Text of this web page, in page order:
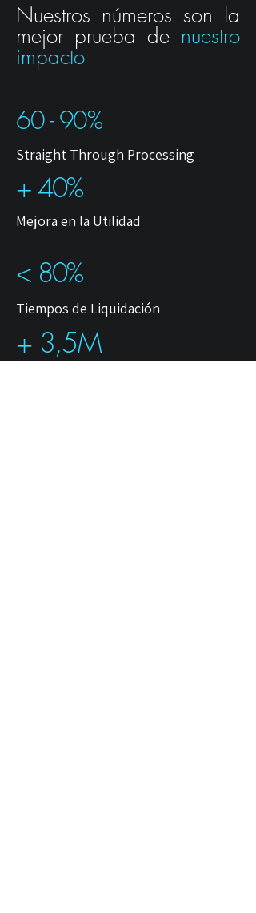
Nuestros números son la
mejor prueba de nuestro
impacto
60 - 90%
Straight Through Processing
+ 40%
Mejora en la Utilidad
< 80%
Tiempos de Liquidación
+ 3,5M